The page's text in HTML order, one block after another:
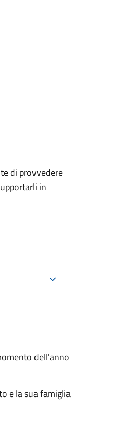
di provvedere
in
dell'anno
e la sua famiglia